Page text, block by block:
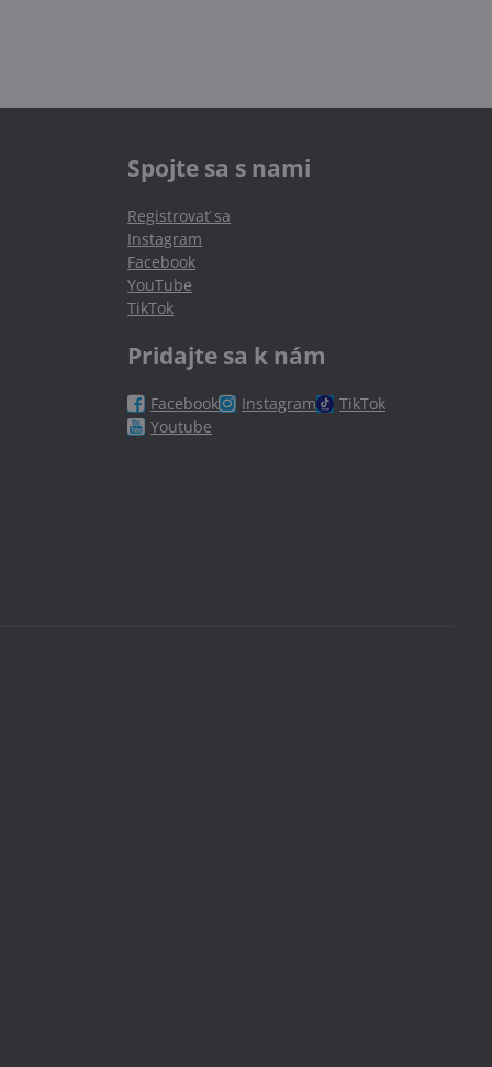
Spojte sa s nami
Registrovať sa
Instagram
Facebook
YouTube
TikTok
Pridajte sa k nám
Facebook Instagram
TikTok
Youtube